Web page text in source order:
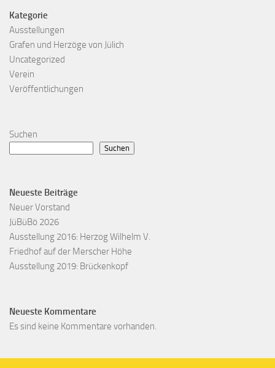
Kategorie
Ausstellungen
Grafen und Herzöge von Jülich
Uncategorized
Verein
Veröffentlichungen
Suchen
Suchen
Neueste Beiträge
Neuer Vorstand
JüBüBö 2026
Ausstellung 2016: Herzog Wilhelm V.
Friedhof auf der Merscher Höhe
Ausstellung 2019: Brückenkopf
Neueste Kommentare
Es sind keine Kommentare vorhanden.